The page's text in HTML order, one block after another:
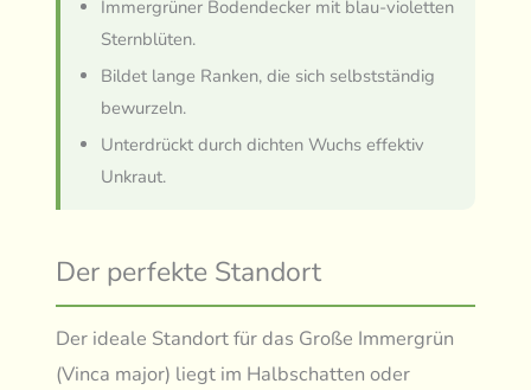
Immergrüner Bodendecker mit blau-violetten
Sternblüten.
Bildet lange Ranken, die sich selbstständig
bewurzeln.
Unterdrückt durch dichten Wuchs effektiv
Unkraut.
Der perfekte Standort
Der ideale Standort für das Große Immergrün
(Vinca major) liegt im Halbschatten oder